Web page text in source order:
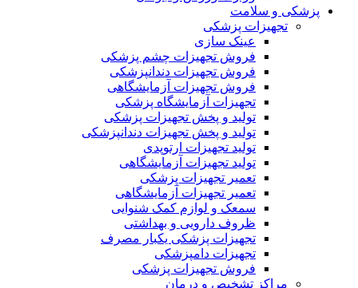
پزشکی و سلامت
تجهیزات پزشکی
عینک سازی
فروش تجهیزات چشم پزشکی
فروش تجهیزات دندانپزشکی
فروش تجهیزات آزمایشگاهی
تجهیزات آزمایشگاه پزشکی
تولید و پخش تجهیزات پزشکی
تولید و پخش تجهیزات دندانپزشکی
تولید تجهیزات ارتوپدی
تولید تجهیزات آزمایشگاهی
تعمیر تجهیزات پزشکی
تعمیر تجهیزات آزمایشگاهی
سمعک و لوازم کمک شنوایی
ظروف دارویی و بهداشتی
تجهیزات پزشکی یکبار مصرف
تجهیزات دامپزشکی
فروش تجهیزات پزشکی
مراکز تشخیص و درمان